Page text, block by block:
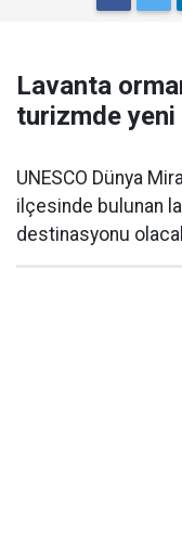
Lavanta
turizmde
UNESCO Dünya
ilçesinde bulunan
destinasyonu